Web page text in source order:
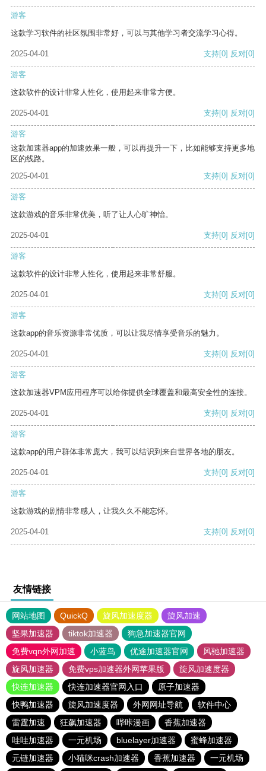
游客
这款学习软件的社区氛围非常好，可以与其他学习者交流学习心得。
2025-04-01 支持[0] 反对[0]
游客
这款软件的设计非常人性化，使用起来非常方便。
2025-04-01 支持[0] 反对[0]
游客
这款加速器app的加速效果一般，可以再提升一下，比如能够支持更多地
区的线路。
2025-04-01
支持[0] 反对[0]
游客
这款游戏的音乐非常优美，听了让人心旷神怡。
2025-04-01 支持[0] 反对[0]
游客
这款软件的设计非常人性化，使用起来非常舒服。
2025-04-01 支持[0] 反对[0]
游客
这款app的音乐资源非常优质，可以让我尽情享受音乐的魅力。
2025-04-01 支持[0] 反对[0]
游客
这款加速器VPM应用程序可以给你提供全球覆盖和最高安全性的连接。
2025-04-01 支持[0] 反对[0]
游客
这款app的用户群体非常庞大，我可以结识到来自世界各地的朋友。
2025-04-01 支持[0] 反对[0]
游客
这款游戏的剧情非常感人，让我久久不能忘怀。
2025-04-01 支持[0] 反对[0]
友情链接
网站地图 QuickQ 旋风加速度器
旋风加速
坚果加速器
tiktok加速器
狗急加速器官网
免费vqn外网加速
小蓝鸟 优途加速器官网
风驰加速器
旋风加速器
免费vps加速器外网苹果版
旋风加速度器
快连加速器
快连加速器官网入口
原子加速器
快鸭加速器
旋风加速度器 外网网址导航
软件中心
雷霆加速
狂飙加速器 哔咔漫画
香蕉加速器
哇哇加速器
一元机场 bluelayer加速器
蜜蜂加速器
元链加速器
小猫咪crash加速器 香蕉加速器 一元机场